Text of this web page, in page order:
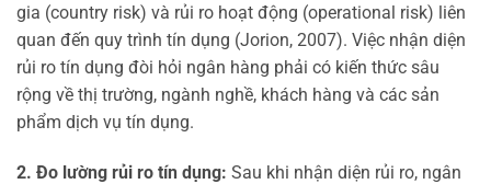
gia (country risk) và rủi ro hoạt động (operational risk) liên
quan đến quy trình tín dụng (Jorion, 2007). Việc nhận diện
rủi ro tín dụng đòi hỏi ngân hàng phải có kiến thức sâu
rộng về thị trường, ngành nghề, khách hàng và các sản
phẩm dịch vụ tín dụng.
2. Đo lường rủi ro tín dụng: Sau khi nhận diện rủi ro, ngân